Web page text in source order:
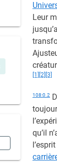
Leur
[1]
[2] [3]
108:0.2
qu’il